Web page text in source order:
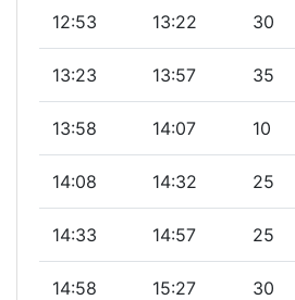
12:53 13:22 30
13:23 13:57 35
13:58 14:07 10
14:08 14:32 25
14:33 14:57 25
14:58 15:27 30